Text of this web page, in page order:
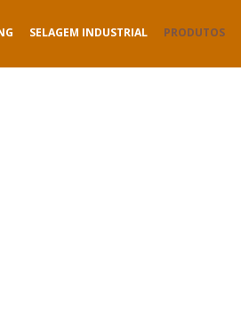
SELAGEM INDUSTRIAL PRODUTOS